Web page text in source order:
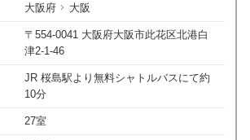
大阪府 大阪
〒554-0041 大阪府大阪市此花区北港白
津2-1-46
JR 桜島駅より無料シャトルバスにて約
10分
27室